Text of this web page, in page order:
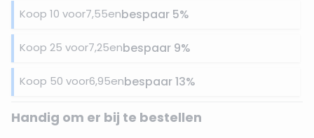
Koop 10 voor7,55enbespaar 5%
Koop 25 voor7,25enbespaar 9%
Koop 50 voor6,95enbespaar13%
Handig om er bij te bestellen